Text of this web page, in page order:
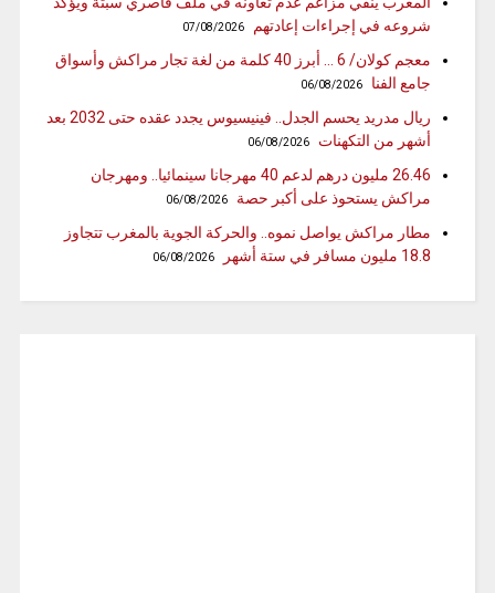
شروعه في إجراءات إعادتهم
07/08/2026
معجم كولان/ 6 … أبرز 40 كلمة من لغة تجار مراكش وأسواق
جامع الفنا
06/08/2026
ريال مدريد يحسم الجدل.. فينيسيوس يجدد عقده حتى 2032 بعد
أشهر من التكهنات
06/08/2026
26.46 مليون درهم لدعم 40 مهرجانا سينمائيا.. ومهرجان
مراكش يستحوذ على أكبر حصة
06/08/2026
مطار مراكش يواصل نموه.. والحركة الجوية بالمغرب تتجاوز
18.8 مليون مسافر في ستة أشهر
06/08/2026